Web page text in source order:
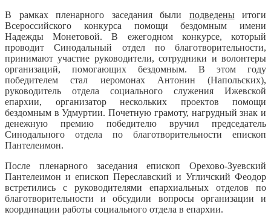
В рамках пленарного заседания были подведеныитоги
Всероссийского конкурса помощи бездомным имени
Надежды Монетовой. В ежегодном конкурсе, который
проводит Синодальный отдел по благотворительности,
принимают участие руководители, сотрудники и волонтеры
организаций, помогающих бездомным. В этом году
победителем стал иеромонах Антонин (Напольских),
руководитель отдела социального служения Ижевской
епархии, организатор нескольких проектов помощи
бездомным в Удмуртии. Почетную грамоту, нагрудный знак и
денежную премию победителю вручил председатель
Синодального отдела по благотворительности епископ
Пантелеимон.
После пленарного заседания епископ Орехово-Зуевский
Пантелеимон и епископ Переславский и Угличский Феодор
встретились с руководителями епархиальных отделов по
благотворительности и обсудили вопросы организации и
координации работы социального отдела в епархии.